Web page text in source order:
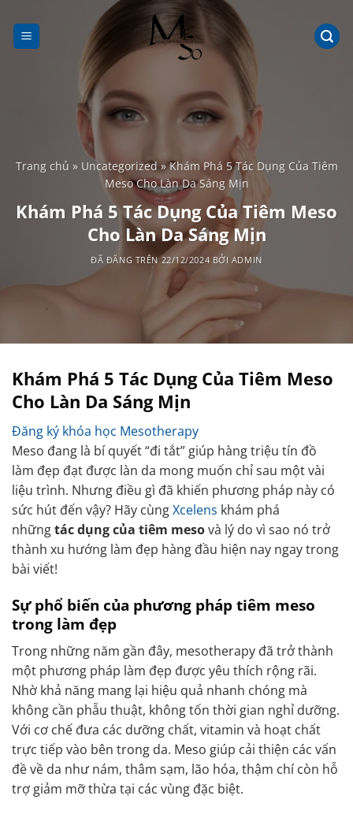
đến
nội
Trang chủ » Uncategorized»Khám Phá 5 Tác Dụng Của Tiêm
Meso Cho Làn Da Sáng Mịn
Khám Phá 5 Tác Dụng Của Tiêm Meso
Cho Làn Da Sáng Mịn
ĐÃ ĐĂNG TRÊN22/12/2024 BỞI ADMIN
Khám Phá 5 Tác Dụng Của Tiêm Meso
Cho Làn Da Sáng Mịn
Đăng ký khóa học Mesotherapy
Meso đang là bí quyết “đi tắt” giúp hàng triệu tín đồ
làm đẹp đạt được làn da mong muốn chỉ sau một vài
liệu trình. Nhưng điều gì đã khiến phương pháp này có
sức hút đến vậy? Hãy cùngXcelens khám phá
nhữngtác dụng của tiêm mesovà lý do vì sao nó trở
thành xu hướng làm đẹp hàng đầu hiện nay ngay trong
bài viết!
Sự phổ biến của phương pháp tiêm meso
trong làm đẹp
Trong những năm gần đây, mesotherapy đã trở thành
một phương pháp làm đẹp được yêu thích rộng rãi.
Nhờ khả năng mang lại hiệu quả nhanh chóng mà
không cần phẫu thuật, không tốn thời gian nghỉ dưỡng.
Với cơ chế đưa các dưỡng chất, vitamin và hoạt chất
trực tiếp vào bên trong da. Meso giúp cải thiện các vấn
đề về da như nám, thâm sạm, lão hóa, thậm chí còn hỗ
trợ giảm mỡ thừa tại các vùng đặc biệt.